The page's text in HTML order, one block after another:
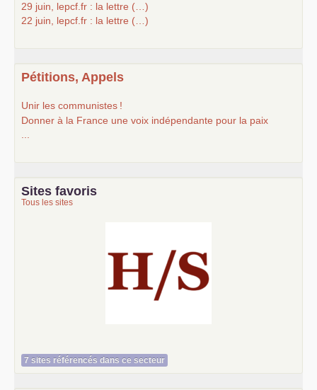
29 juin, lepcf.fr : la lettre (…)
22 juin, lepcf.fr : la lettre (…)
Pétitions, Appels
Unir les communistes !
Donner à la France une voix indépendante pour la paix
Sites favoris
Tous les sites
7 sites référencés dans ce secteur